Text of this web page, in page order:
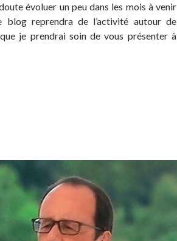
évoluer un peu dans les mois à venir
blog reprendra de l’activité autour de
je prendrai soin de vous présenter à